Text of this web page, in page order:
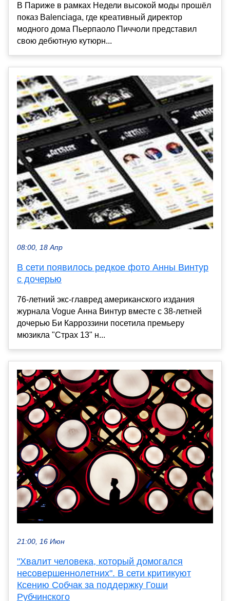
В Париже в рамках Недели высокой моды прошёл
показ Balenciaga, где креативный директор
модного дома Пьерпаоло Пиччоли представил
свою дебютную кутюрн...
08:00, 18 Апр
В сети появилось редкое фото Анны Винтур
с дочерью
76-летний экс-главред американского издания
журнала Vogue Анна Винтур вместе с 38-летней
дочерью Би Карроззини посетила премьеру
мюзикла "Страх 13" н...
21:00, 16 Июн
"Хвалит человека, который домогался
несовершеннолетних". В сети критикуют
Ксению Собчак за поддержку Гоши
Рубчинского